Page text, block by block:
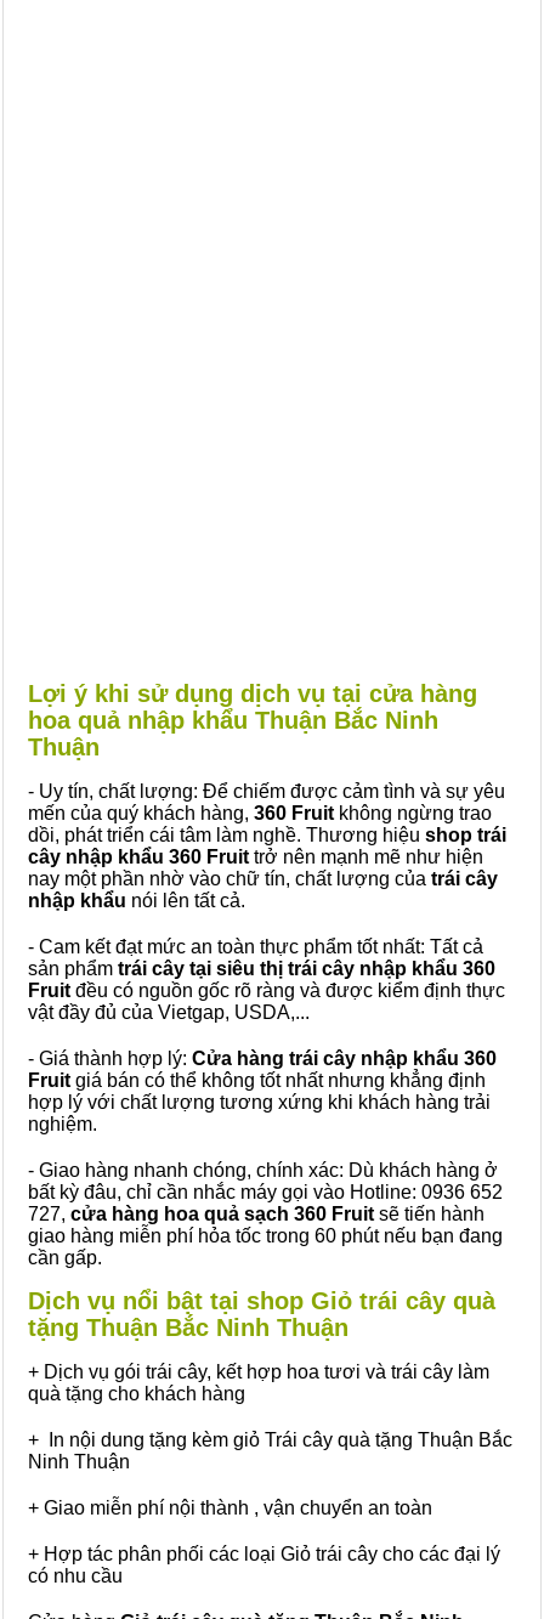
Lợi ý khi sử dụng dịch vụ tại cửa hàng
hoa quả nhập khẩu Thuận Bắc Ninh
Thuận
- Uy tín, chất lượng: Để chiếm được cảm tình và sự yêu
mến của quý khách hàng, 360 Fruit không ngừng trao
dồi, phát triển cái tâm làm nghề. Thương hiệu shop trái
cây nhập khẩu 360 Fruit trở nên mạnh mẽ như hiện
nay một phần nhờ vào chữ tín, chất lượng của trái cây
nhập khẩu nói lên tất cả.
- Cam kết đạt mức an toàn thực phẩm tốt nhất: Tất cả
sản phẩm trái cây tại siêu thị trái cây nhập khẩu 360
Fruit đều có nguồn gốc rõ ràng và được kiểm định thực
vật đầy đủ của Vietgap, USDA,...
- Giá thành hợp lý: Cửa hàng trái cây nhập khẩu 360
Fruit giá bán có thể không tốt nhất nhưng khẳng định
hợp lý với chất lượng tương xứng khi khách hàng trải
nghiệm.
- Giao hàng nhanh chóng, chính xác: Dù khách hàng ở
bất kỳ đâu, chỉ cần nhắc máy gọi vào Hotline: 0936 652
727, cửa hàng hoa quả sạch 360 Fruit sẽ tiến hành
giao hàng miễn phí hỏa tốc trong 60 phút nếu bạn đang
cần gấp.
Dịch vụ nổi bật tại shop Giỏ trái cây quà
tặng Thuận Bắc Ninh Thuận
+ Dịch vụ gói trái cây, kết hợp hoa tươi và trái cây làm
quà tặng cho khách hàng
+ In nội dung tặng kèm giỏ Trái cây quà tặng Thuận Bắc
Ninh Thuận
+ Giao miễn phí nội thành , vận chuyển an toàn
+ Hợp tác phân phối các loại Giỏ trái cây cho các đại lý
có nhu cầu